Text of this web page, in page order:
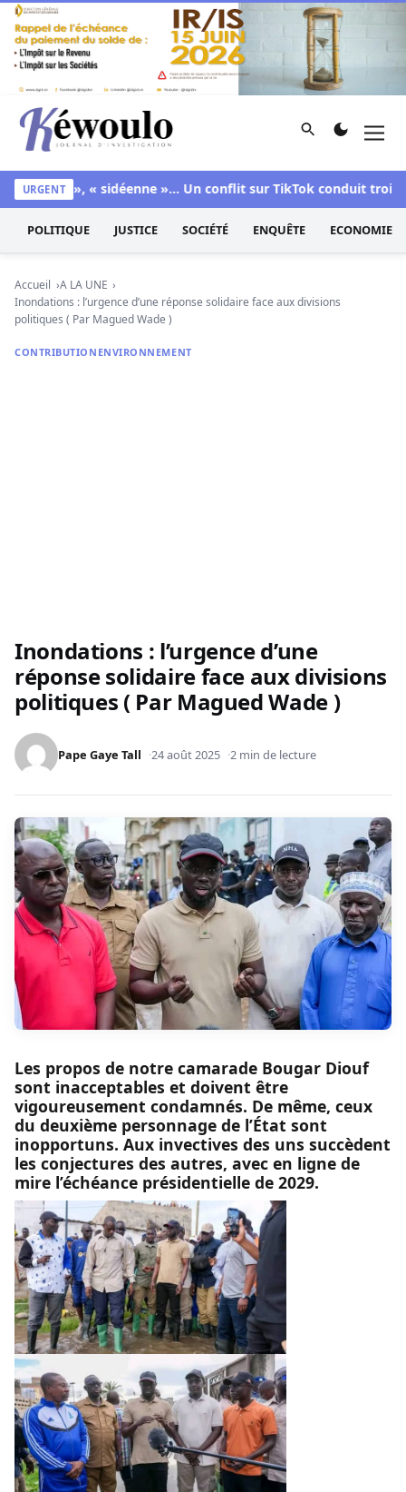
Aller au contenu
Kéwoulo, le premier site d'information et d'investigation
Rechercher
URGENT», « sidéenne »… Un conflit sur TikTok conduit trois
POLITIQUE JUSTICE SOCIÉTÉ ENQUÊTE ECONOMIE
Accueil
A LA UNE
Inondations : l’urgence d’une réponse solidaire face aux divisions
politiques ( Par Magued Wade )
CONTRIBUTION ENVIRONNEMENT
Inondations : l’urgence d’une
réponse solidaire face aux divisions
politiques ( Par Magued Wade )
Pape Gaye Tall 24 août 2025 2 min de lecture
Les propos de notre camarade Bougar Diouf
sont inacceptables et doivent être
vigoureusement condamnés. De même, ceux
du deuxième personnage de l’État sont
inopportuns. Aux invectives des uns succèdent
les conjectures des autres, avec en ligne de
mire l’échéance présidentielle de 2029.